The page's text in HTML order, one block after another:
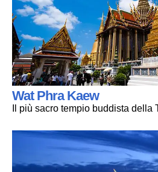
Wat Phra Kaew
Il più sacro tempio buddista della